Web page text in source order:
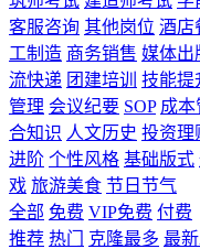
客服咨询 其他岗位 酒店
工制造 商务销售 媒体出
流快递 团建培训 技能提
管理 会议纪要 SOP 成本
合知识 人文历史 投资理
进阶 个性风格 基础版式
戏 旅游美食 节日节气
全部 免费 VIP免费 付费
推荐 热门 克隆最多 最